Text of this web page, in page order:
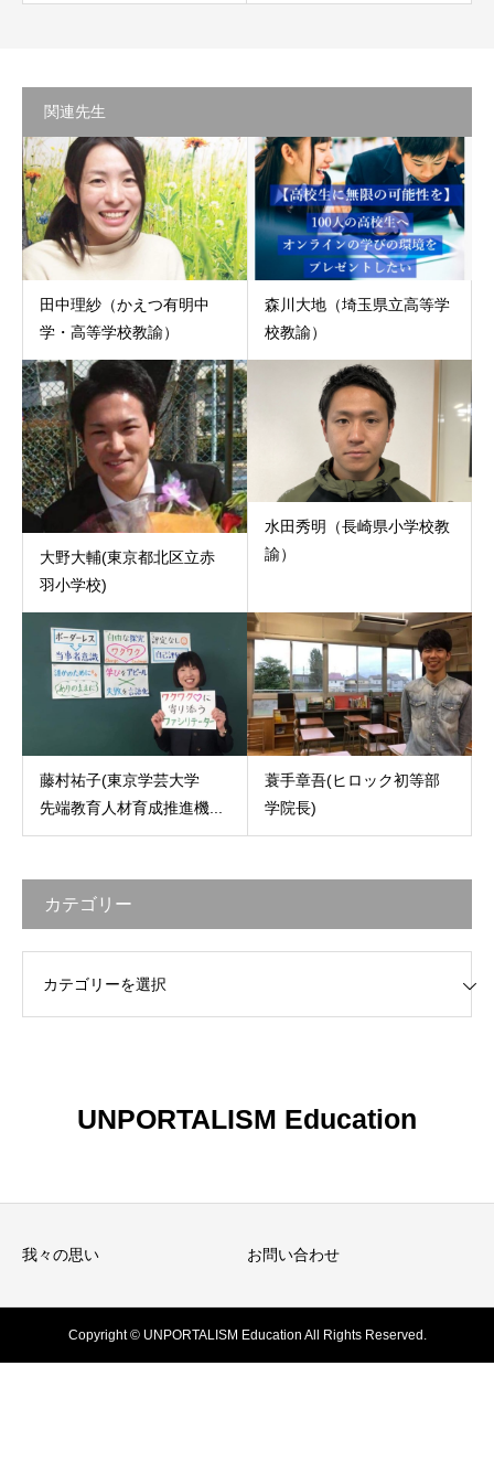
関連先生
田中理紗（かえつ有明中
学・高等学校教諭）
森川大地（埼玉県立高等学
校教諭）
大野大輔(東京都北区立赤
羽小学校)
水田秀明（長崎県小学校教
諭）
藤村祐子(東京学芸大学
先端教育人材育成推進機...
蓑手章吾(ヒロック初等部
学院長)
カテゴリー
UNPORTALISM Education
我々の思い お問い合わせ
Copyright © UNPORTALISM Education All Rights Reserved.